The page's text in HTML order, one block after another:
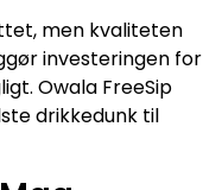
men kvaliteten
investeringen for
Owala FreeSip
drikkedunk til